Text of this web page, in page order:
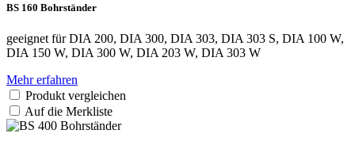
BS 160 Bohrständer
geeignet für DIA 200, DIA 300, DIA 303, DIA 303 S, DIA 100 W,
DIA 150 W, DIA 300 W, DIA 203 W, DIA 303 W
Mehr erfahren
Produkt vergleichen
Auf die Merkliste